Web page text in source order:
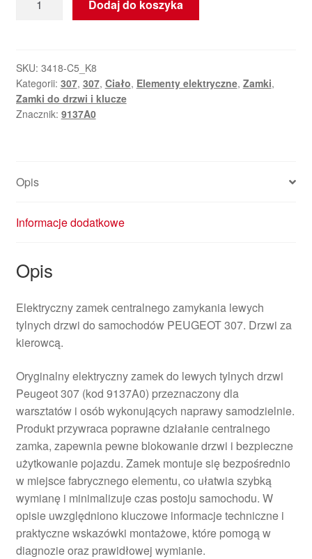
Zamek
drzwi
Peugeot
307
9137A0
Dodaj do koszyka
SKU: 3418-C5_K8
Kategorii: 307, 307, Ciało, Elementy elektryczne, Zamki,
Zamki do drzwi i klucze
Znacznik: 9137A0
Opis
Informacje dodatkowe
Opis
Elektryczny zamek centralnego zamykania lewych
tylnych drzwi do samochodów PEUGEOT 307. Drzwi za
kierowcą.
Oryginalny elektryczny zamek do lewych tylnych drzwi
Peugeot 307 (kod 9137A0) przeznaczony dla
warsztatów i osób wykonujących naprawy samodzielnie.
Produkt przywraca poprawne działanie centralnego
zamka, zapewnia pewne blokowanie drzwi i bezpieczne
użytkowanie pojazdu. Zamek montuje się bezpośrednio
w miejsce fabrycznego elementu, co ułatwia szybką
wymianę i minimalizuje czas postoju samochodu. W
opisie uwzględniono kluczowe informacje techniczne i
praktyczne wskazówki montażowe, które pomogą w
diagnozie oraz prawidłowej wymianie.